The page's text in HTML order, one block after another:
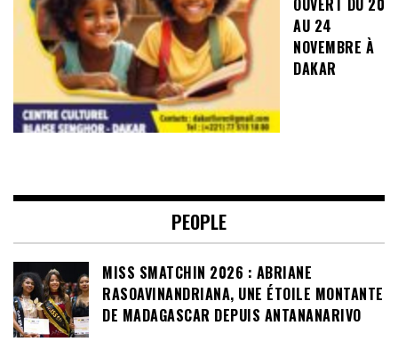
AU 24
NOVEMBRE À
DAKAR
PEOPLE
MISS SMATCHIN 2026 : ABRIANE
RASOAVINANDRIANA, UNE ÉTOILE MONTANTE
DE MADAGASCAR DEPUIS ANTANANARIVO